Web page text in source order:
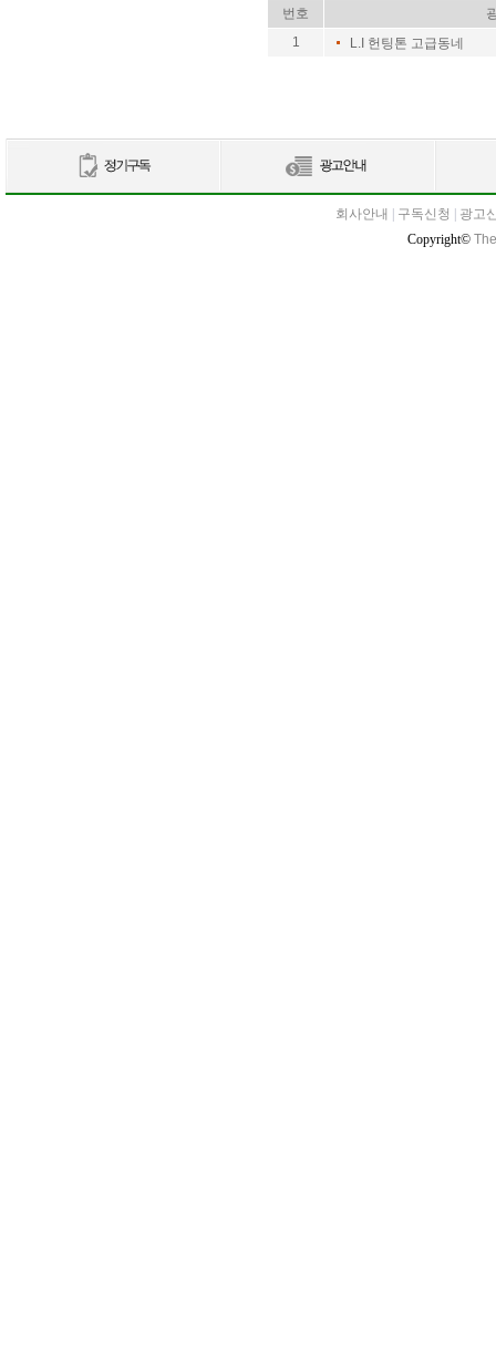
번호
1
L.I 헌팅톤 고급동네
회사안내 구독신청
광고
Copyright©